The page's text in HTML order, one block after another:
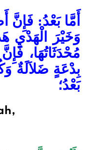
أَمَّا بَعْدُ: فَإِنَّ
وَخَيْرَ الْهَدْيِ
مُحْدَثَاتُهَا،
بِدْعَةٍ ضَلاَلَةٌ
بَعْدُ؛